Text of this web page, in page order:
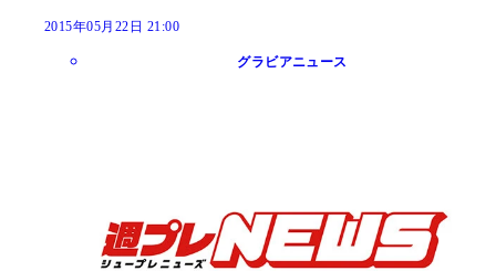
2015年05月22日 21:00
グラビアニュース